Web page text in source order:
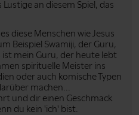
an diesem Spiel, das
diese Menschen wie Jesus
Beispiel Swamiji, der Guru,
mein Guru, der heute lebt
spirituelle Meister ins
oder auch komische Typen
machen...
und dir einen Geschmack
du kein 'ich' bist.